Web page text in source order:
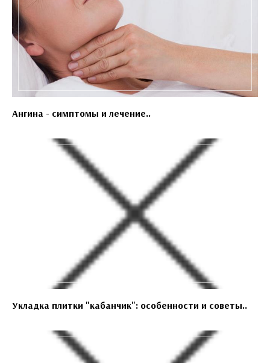
Ангина - симптомы и лечение..
Укладка плитки "кабанчик": особенности и советы..